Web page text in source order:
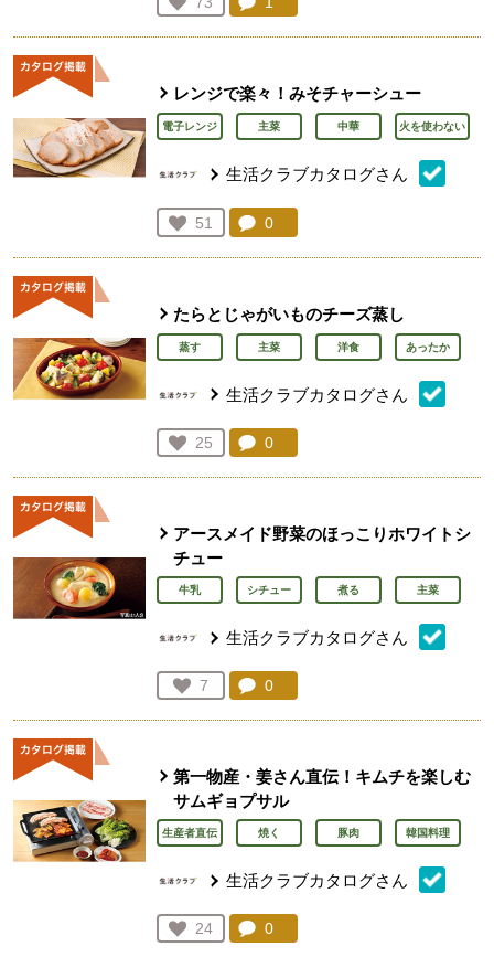
人が登録
レンジで楽々！みそチャーシュー
電子レンジ 主菜 中華 火を使わない
生活クラブカタログさん
お気に入り登録：
51
人が登録
コメント：
0
たらとじゃがいものチーズ蒸し
蒸す 主菜 洋食 あったか
生活クラブカタログさん
お気に入り登録：
25
人が登録
コメント：
0
アースメイド野菜のほっこりホワイトシ
チュー
牛乳 シチュー 煮る 主菜
生活クラブカタログさん
お気に入り登録：
7
人が登録
コメント：
0
第一物産・姜さん直伝！キムチを楽しむ
サムギョプサル
生産者直伝 焼く 豚肉 韓国料理
生活クラブカタログさん
お気に入り登録：
24
人が登録
コメント：
0